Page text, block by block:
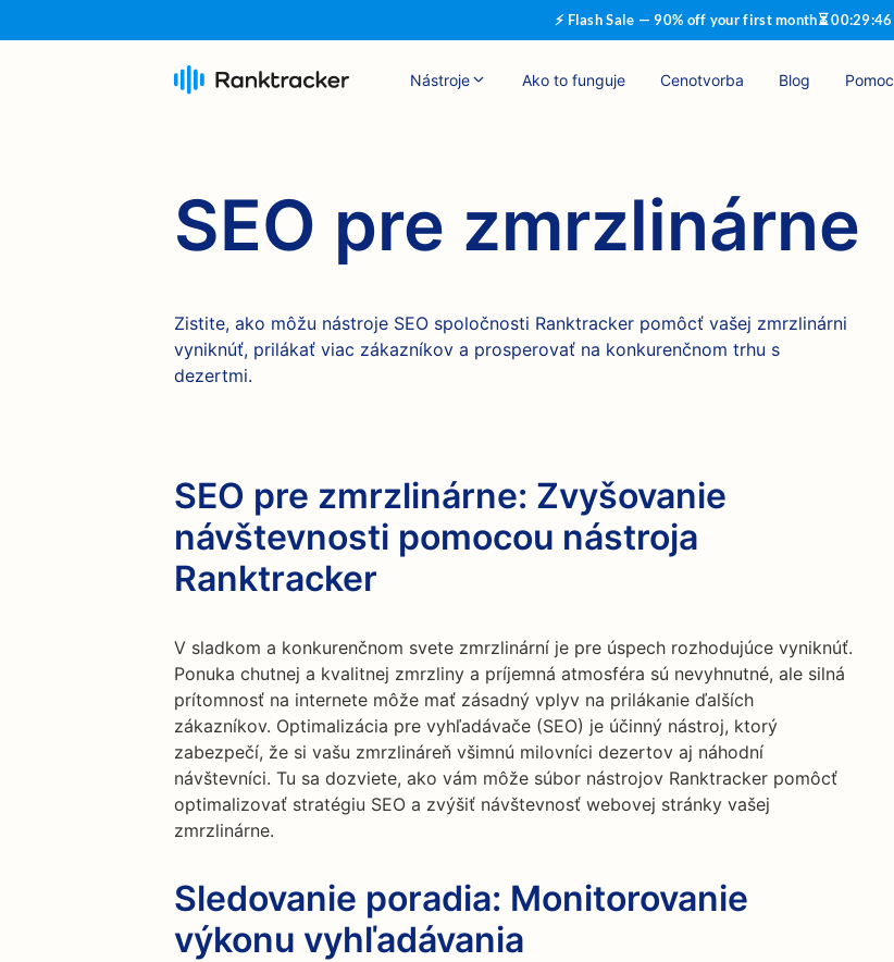
⚡ Flash Sale — 90% off your first month⏳00:29:45
Nástroje Ako to funguje Cenotvorba Blog Pomoc
SEO pre zmrzlinárne
Zistite, ako môžu nástroje SEO spoločnosti Ranktracker pomôcť vašej zmrzlinárni
vyniknúť, prilákať viac zákazníkov a prosperovať na konkurenčnom trhu s
dezertmi.
SEO pre zmrzlinárne: Zvyšovanie
návštevnosti pomocou nástroja
Ranktracker
V sladkom a konkurenčnom svete zmrzlinární je pre úspech rozhodujúce vyniknúť.
Ponuka chutnej a kvalitnej zmrzliny a príjemná atmosféra sú nevyhnutné, ale silná
prítomnosť na internete môže mať zásadný vplyv na prilákanie ďalších
zákazníkov. Optimalizácia pre vyhľadávače (SEO) je účinný nástroj, ktorý
zabezpečí, že si vašu zmrzlináreň všimnú milovníci dezertov aj náhodní
návštevníci. Tu sa dozviete, ako vám môže súbor nástrojov Ranktracker pomôcť
optimalizovať stratégiu SEO a zvýšiť návštevnosť webovej stránky vašej
zmrzlinárne.
Sledovanie poradia: Monitorovanie
výkonu vyhľadávania